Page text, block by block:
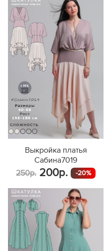
Выкройка платья
Сабина7019
250р. 200р. -20%